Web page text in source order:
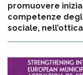
promuovere
competenze
sociale,